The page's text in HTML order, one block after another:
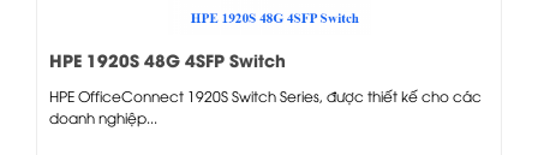
HPE 1920S 48G 4SFP Switch
HPE OfficeConnect 1920S Switch Series, được thiết kế cho các
doanh nghiệp...